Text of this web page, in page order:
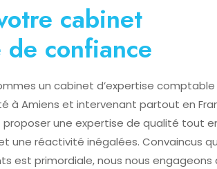
cabinet
confiance
un cabinet d’expertise comptable
à Amiens et intervenant partout en
proposer une expertise de qualité tout
une réactivité inégalées. Convaincus
est primordiale, nous nous engageons